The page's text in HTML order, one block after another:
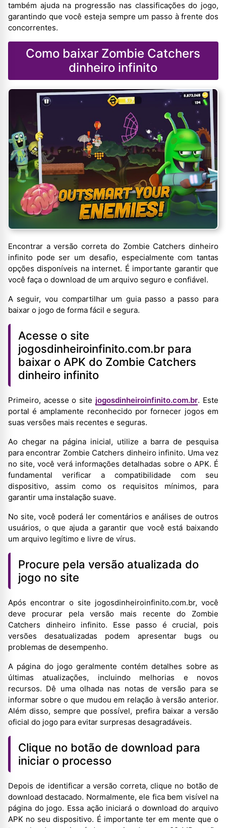
também ajuda na progressão nas classificações do jogo,
garantindo que você esteja sempre um passo à frente dos
concorrentes.
Como baixar Zombie Catchers
dinheiro infinito
Encontrar a versão correta do Zombie Catchers dinheiro
infinito pode ser um desafio, especialmente com tantas
opções disponíveis na internet. É importante garantir que
você faça o download de um arquivo seguro e confiável.
A seguir, vou compartilhar um guia passo a passo para
baixar o jogo de forma fácil e segura.
Acesse o site
jogosdinheiroinfinito.com.br para
baixar o APK do Zombie Catchers
dinheiro infinito
Primeiro, acesse o site jogosdinheiroinfinito.com.br. Este
portal é amplamente reconhecido por fornecer jogos em
suas versões mais recentes e seguras.
Ao chegar na página inicial, utilize a barra de pesquisa
para encontrar Zombie Catchers dinheiro infinito. Uma vez
no site, você verá informações detalhadas sobre o APK. É
fundamental verificar a compatibilidade com seu
dispositivo, assim como os requisitos mínimos, para
garantir uma instalação suave.
No site, você poderá ler comentários e análises de outros
usuários, o que ajuda a garantir que você está baixando
um arquivo legítimo e livre de vírus.
Procure pela versão atualizada do
jogo no site
Após encontrar o site jogosdinheiroinfinito.com.br, você
deve procurar pela versão mais recente do Zombie
Catchers dinheiro infinito. Esse passo é crucial, pois
versões desatualizadas podem apresentar bugs ou
problemas de desempenho.
A página do jogo geralmente contém detalhes sobre as
últimas atualizações, incluindo melhorias e novos
recursos. Dê uma olhada nas notas de versão para se
informar sobre o que mudou em relação à versão anterior.
Além disso, sempre que possível, prefira baixar a versão
oficial do jogo para evitar surpresas desagradáveis.
Clique no botão de download para
iniciar o processo
Depois de identificar a versão correta, clique no botão de
download destacado. Normalmente, ele fica bem visível na
página do jogo. Essa ação iniciará o download do arquivo
APK no seu dispositivo. É importante ter em mente que o